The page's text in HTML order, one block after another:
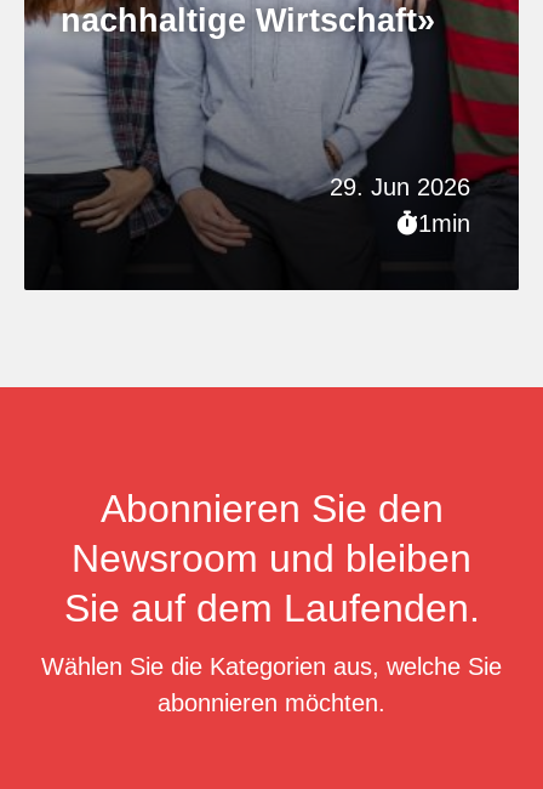
29. Jun 2026
1min
nachhaltige Wirtschaft»
Abonnieren Sie den
Newsroom und bleiben
Sie auf dem Laufenden.
Wählen Sie die Kategorien aus, welche Sie
abonnieren möchten.